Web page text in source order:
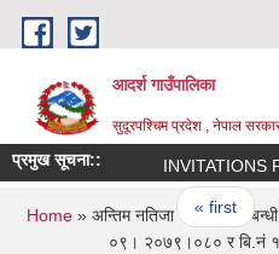
Skip to main content
आदर्श गाउँपालिका
सुदूरपश्चिम प्रदेश , नेपाल
प्रमुख सूचना:: INVITATIONS
Pages
« first
You are here
Home » अन्तिम नतिजा प्रकाशन
०९। २०७९।०८० र बि.नं